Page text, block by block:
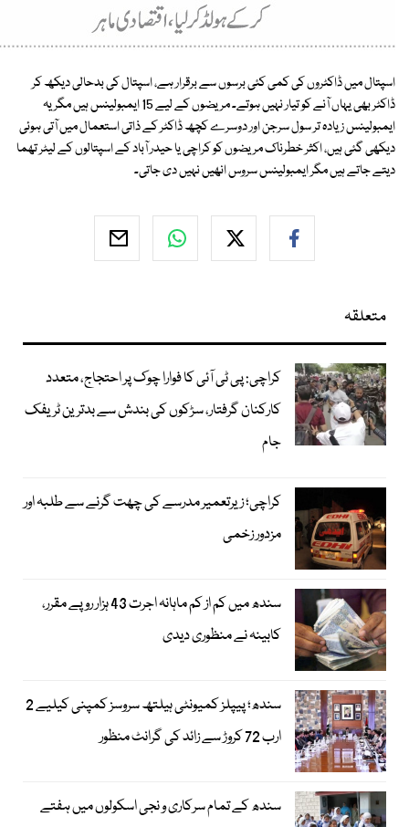
اسپتال میں ڈاکٹروں کی کمی کئی برسوں سے برقرار ہے، اسپتال کی بدحالی دیکھ کر
ڈاکٹر بھی یہاں آنے کو تیار نہیں ہوتے۔ مریضوں کے لیے 15 ایمبولینس ہیں مگر یہ
ایمبولینس زیادہ تر سول سرجن اور دوسرے کچھ ڈاکٹر کے ذاتی استعمال میں آتی ہوئی
دیکھی گئی ہیں، اکثر خطرناک مریضوں کو کراچی یا حیدر آباد کے اسپتالوں کے لیٹر تھما
دیتے جاتے ہیں مگر ایمبولینس سروس انھیں نہیں دی جاتی۔
متعلقہ
کراچی: پی ٹی آئی کا فوارا چوک پر احتجاج، متعدد
کارکنان گرفتار، سڑکوں کی بندش سے بدترین ٹریفک
جام
کراچی؛ زیرتعمیر مدرسے کی چھت گرنے سے طلبہ اور
مزدور زخمی
سندھ میں کم از کم ماہانہ اجرت 43 ہزار روپے مقرر،
کابینہ نے منظوری دیدی
سندھ؛ پیپلز کمیونٹی ہیلتھ سروسز کمپنی کیلیے 2
ارب 72 کروڑ سے زائد کی گرانٹ منظور
سندھ کے تمام سرکاری و نجی اسکولوں میں ہفتے